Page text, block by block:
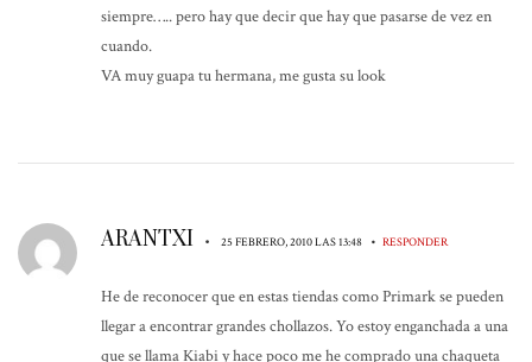
siempre….. pero hay que decir que hay que pasarse de vez en
cuando.
VA muy guapa tu hermana, me gusta su look
ARANTXI • 25 FEBRERO, 2010 LAS 13:48 • RESPONDER
He de reconocer que en estas tiendas como Primark se pueden
llegar a encontrar grandes chollazos. Yo estoy enganchada a una
que se llama Kiabi y hace poco me he comprado una chaqueta